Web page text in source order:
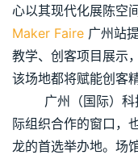
Maker Faire 广州站
教学、创客项目展示
该场地都将赋能创客
广州（国际）科技
际组织合作的窗口，
龙的首选举办地。场